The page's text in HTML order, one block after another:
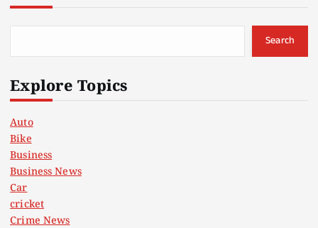
Search
Explore Topics
Auto
Bike
Business
Business News
Car
cricket
Crime News